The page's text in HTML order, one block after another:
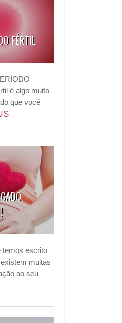
FÉRTIL
é algo muito
que você
temos escrito
muitas
ao seu